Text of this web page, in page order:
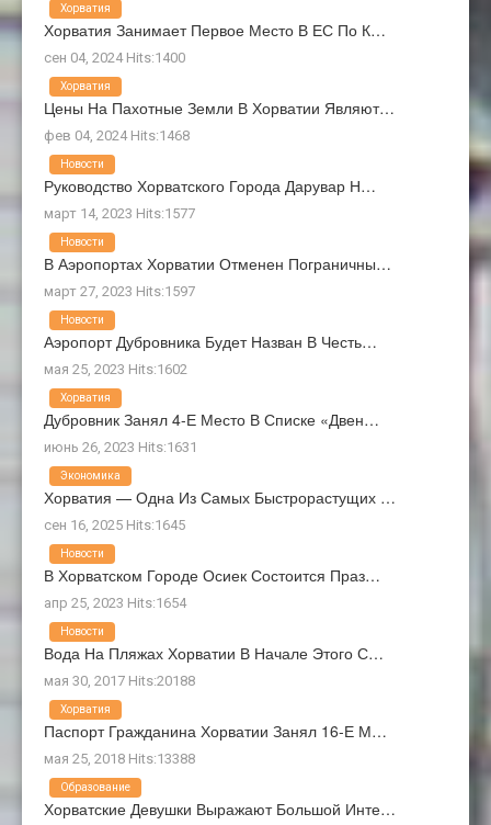
Хорватия Занимает Первое Место В ЕС По К…
сен 04, 2024 Hits:1400
Хорватия
Цены На Пахотные Земли В Хорватии Являют…
фев 04, 2024 Hits:1468
Хорватия
Руководство Хорватского Города Дарувар Н…
март 14, 2023 Hits:1577
Новости
В Аэропортах Хорватии Отменен Пограничны…
март 27, 2023 Hits:1597
Новости
Аэропорт Дубровника Будет Назван В Честь…
мая 25, 2023 Hits:1602
Новости
Дубровник Занял 4-Е Место В Списке «Двен…
июнь 26, 2023 Hits:1631
Хорватия
Хорватия — Одна Из Самых Быстрорастущих …
сен 16, 2025 Hits:1645
Экономика
В Хорватском Городе Осиек Состоится Праз…
апр 25, 2023 Hits:1654
Новости
Вода На Пляжах Хорватии В Начале Этого С…
мая 30, 2017 Hits:20188
Новости
Паспорт Гражданина Хорватии Занял 16-Е М…
мая 25, 2018 Hits:13388
Хорватия
Хорватские Девушки Выражают Большой Инте…
Образование